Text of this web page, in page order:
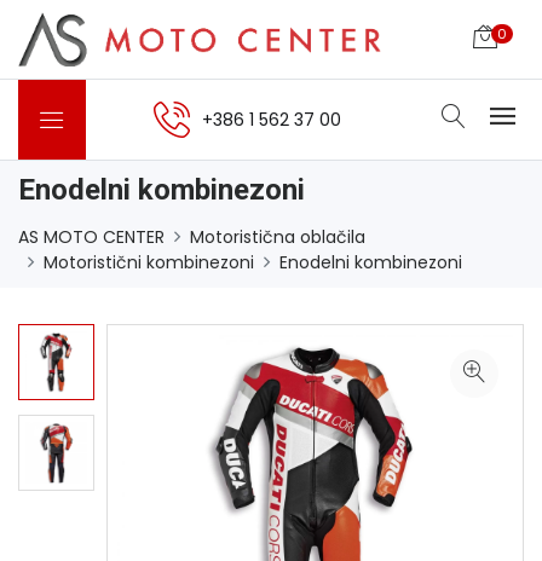
0
+386 1 562 37 00
Enodelni kombinezoni
AS MOTO CENTER
Motoristična oblačila
Motoristični kombinezoni
Enodelni kombinezoni